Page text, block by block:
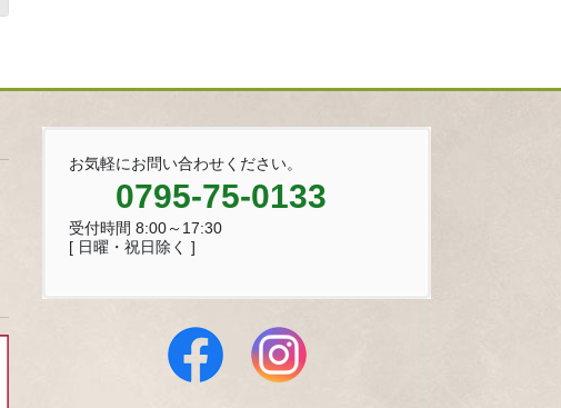
お気軽にお問い合わせください。
0795-75-0133
受付時間 8:00～17:30
[ 日曜・祝日除く ]